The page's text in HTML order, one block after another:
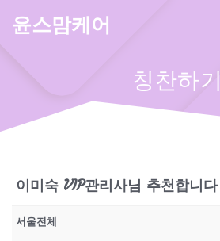
윤스맘케어
칭찬하기
이미숙 VIP관리사님 추천합니다
서울전체